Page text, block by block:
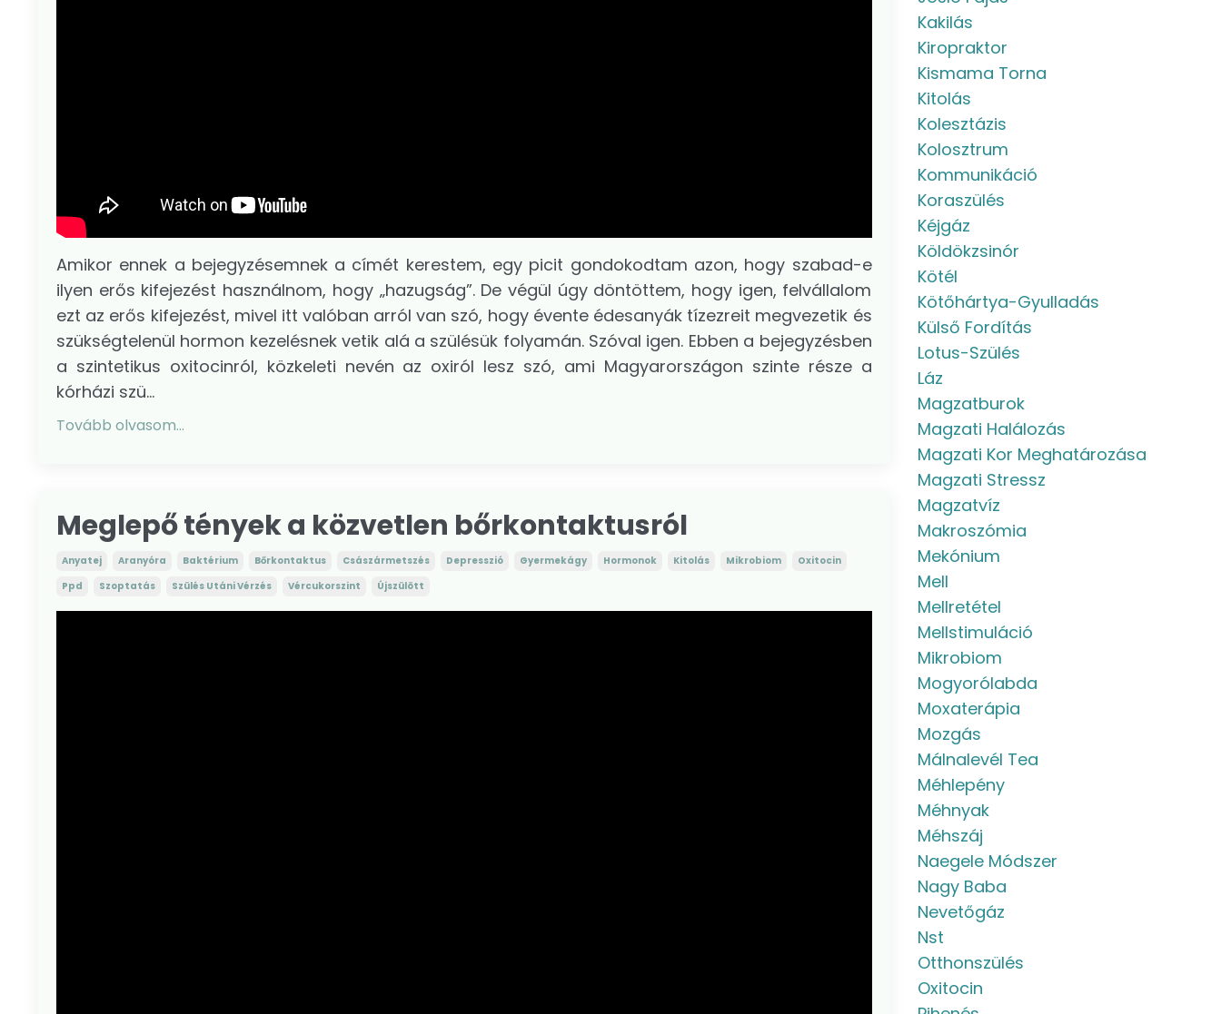
Amikor ennek a bejegyzésemnek a címét kerestem, egy picit gondokodtam azon, hogy szabad-e
ilyen erős kifejezést használnom, hogy „hazugság”. De végül úgy döntöttem, hogy igen, felvállalom
ezt az erős kifejezést, mivel itt valóban arról van szó, hogy évente édesanyák tízezreit megvezetik és
szükségtelenül hormon kezelésnek vetik alá a szülésük folyamán. Szóval igen. Ebben a bejegyzésben
a szintetikus oxitocinról, közkeleti nevén az oxiról lesz szó, ami Magyarországon szinte része a
kórházi szü...
Tovább olvasom...
Meglepő tények a közvetlen bőrkontaktusról
Anyatej Aranyóra Baktérium Bőrkontaktus Császármetszés Depresszió Gyermekágy Hormonok Kitolás Mikrobiom
Oxitocin
Ppd
Szoptatás Szülés Utáni Vérzés Vércukorszint Újszülött
Kakilás
Kiropraktor
Kismama Torna
Kitolás
Kolesztázis
Kolosztrum
Kommunikáció
Koraszülés
Kéjgáz
Köldökzsinór
Kötél
Kötőhártya-Gyulladás
Külső Fordítás
Lotus-Szülés
Láz
Magzatburok
Magzati Halálozás
Magzati Kor Meghatározása
Magzati Stressz
Magzatvíz
Makroszómia
Mekónium
Mell
Mellretétel
Mellstimuláció
Mikrobiom
Mogyorólabda
Moxaterápia
Mozgás
Málnalevél Tea
Méhlepény
Méhnyak
Méhszáj
Naegele Módszer
Nagy Baba
Nevetőgáz
Nst
Otthonszülés
Oxitocin